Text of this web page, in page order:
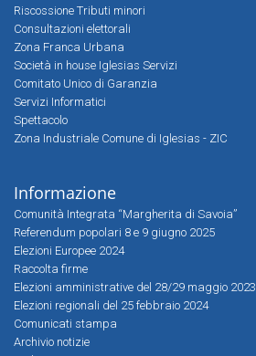
Riscossione Tributi minori
Consultazioni elettorali
Zona Franca Urbana
Società in house Iglesias Servizi
Comitato Unico di Garanzia
Servizi Informatici
Spettacolo
Zona Industriale Comune di Iglesias - ZIC
Informazione
Comunità Integrata “Margherita di Savoia”
Referendum popolari 8 e 9 giugno 2025
Elezioni Europee 2024
Raccolta firme
Elezioni amministrative del 28/29 maggio 2023
Elezioni regionali del 25 febbraio 2024
Comunicati stampa
Archivio notizie